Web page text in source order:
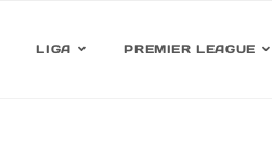
LIGA PREMIER LEAGUE